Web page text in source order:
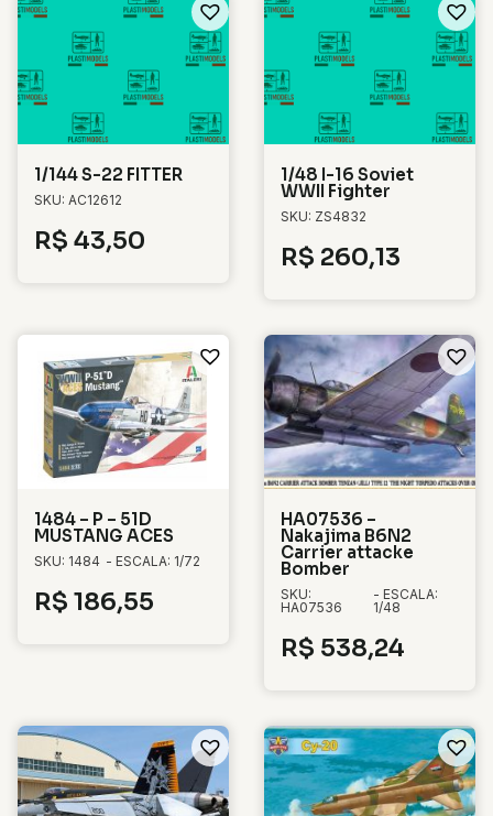
1/144 S-22 FITTER
SKU: AC12612
R$ 43,50
1/48 I-16 Soviet
WWII Fighter
SKU: ZS4832
R$ 260,13
1484 – P – 51D
MUSTANG ACES
SKU: 1484 - ESCALA: 1/72
R$ 186,55
HA07536 –
Nakajima B6N2
Carrier attacke
Bomber
SKU:
HA07536
- ESCALA:
1/48
R$ 538,24